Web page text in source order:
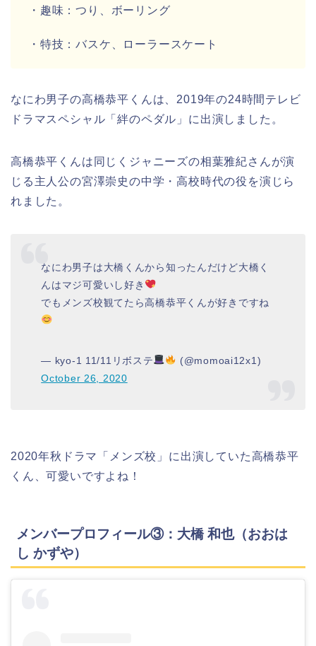
・趣味：つり、ボーリング
・特技：バスケ、ローラースケート
なにわ男子の高橋恭平くんは、2019年の24時間テレビ
ドラマスペシャル「絆のペダル 」に出演しました。
高橋恭平くんは同じくジャニーズの相葉雅紀さんが演
じる主人公の宮澤崇史の中学・高校時代の役を演じら
れました。
なにわ男子は大橋くんから知ったんだけど大橋く
んはマジ可愛いし好き
でもメンズ校観てたら高橋恭平くんが好きですね
— kyo-1 11/11リボステ
(@momoai12x1)
October 26, 2020
2020年秋ドラマ「メンズ校」に出演していた高橋恭平
くん、可愛いですよね！
メンバープロフィール③：大橋 和也（おおは
し かずや）